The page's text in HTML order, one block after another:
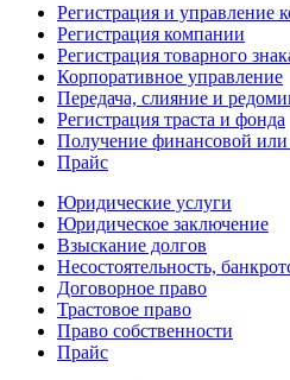
Регистрация и управление
Регистрация компании
Регистрация товарного
Корпоративное управление
Передача, слияние и
Регистрация траста и фонда
Получение финансовой или
Прайс
Юридические услуги
Юридическое заключение
Взыскание долгов
Несостоятельность,
Договорное право
Трастовое право
Право собственности
Прайс